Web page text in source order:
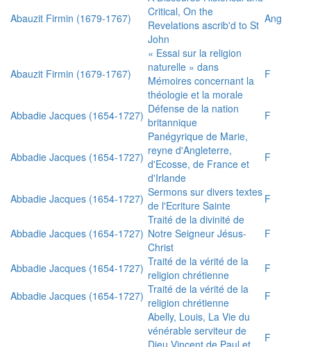
Abauzit Firmin (1679-1767)
Critical, On the
Revelations ascrib'd to St
John
Ang
Abauzit Firmin (1679-1767)
« Essai sur la religion
naturelle » dans
Mémoires concernant la
théologie et la morale
F
Abbadie Jacques (1654-1727) Défense de la nation
britannique
F
Abbadie Jacques (1654-1727)
Panégyrique de Marie,
reyne d'Angleterre,
d'Ecosse, de France et
d'Irlande
F
Abbadie Jacques (1654-1727) Sermons sur divers textes
de l'Ecriture Sainte
F
Abbadie Jacques (1654-1727)
Traité de la divinité de
Notre Seigneur Jésus-
Christ
F
Abbadie Jacques (1654-1727) Traité de la vérité de la
religion chrétienne
F
Abbadie Jacques (1654-1727) Traité de la vérité de la
religion chrétienne
F
Abelly, Louis, La Vie du
vénérable serviteur de
Dieu Vincent de Paul et
F